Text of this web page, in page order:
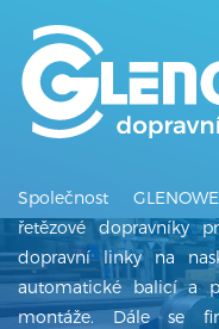
Společnost
řetězové dopravníky
dopravní linky na
automatické balicí a
montáže. Dále se